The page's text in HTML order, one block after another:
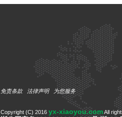
免责条款 法律声明 为您服务
Copyright (C) 2016 yx-xiaoyou.comAll